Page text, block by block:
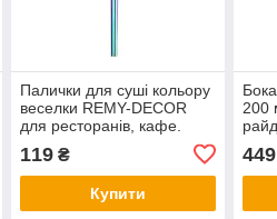
Палички для суші кольору
веселки REMY-DECOR
для ресторанів, кафе.
119₴
Купити
200
449